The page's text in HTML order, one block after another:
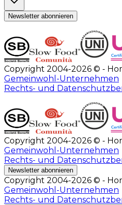
Newsletter abonnieren
Copyright 2004-2026 © -
Gemeinwohl-Unternehmen
Rechts- und
Copyright 2004-2026 © -
Gemeinwohl-Unternehmen
Rechts- und
Newsletter abonnieren
Copyright 2004-2026 © -
Gemeinwohl-Unternehmen
Rechts- und